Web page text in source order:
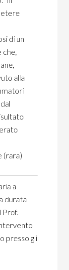
di un
che,
alla
(rara)
a
durata
Prof.
presso gli